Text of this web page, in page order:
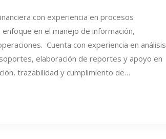
con experiencia en procesos
en el manejo de información,
Cuenta con experiencia en análisis
elaboración de reportes y apoyo en
trazabilidad y cumplimiento de…